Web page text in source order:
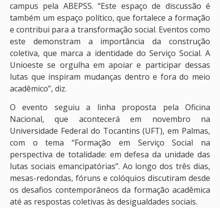
campus pela ABEPSS. “Este espaço de discussão é
também um espaço político, que fortalece a formação
e contribui para a transformação social. Eventos como
este demonstram a importância da construção
coletiva, que marca a identidade do Serviço Social. A
Unioeste se orgulha em apoiar e participar dessas
lutas que inspiram mudanças dentro e fora do meio
acadêmico”, diz.
O evento seguiu a linha proposta pela Oficina
Nacional, que acontecerá em novembro na
Universidade Federal do Tocantins (UFT), em Palmas,
com o tema “Formação em Serviço Social na
perspectiva de totalidade: em defesa da unidade das
lutas sociais emancipatórias”. Ao longo dos três dias,
mesas-redondas, fóruns e colóquios discutiram desde
os desafios contemporâneos da formação acadêmica
até as respostas coletivas às desigualdades sociais.